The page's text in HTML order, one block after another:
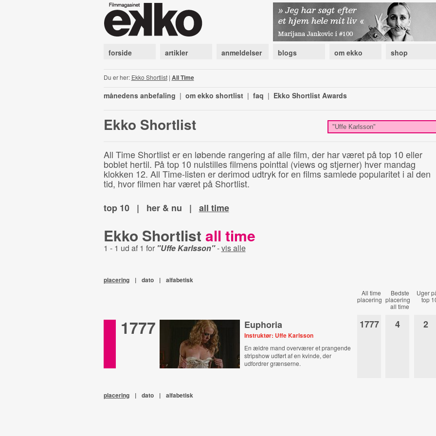
forside artikler anmeldelser blogs om ekko shop
Du er her: Ekko Shortlist| All Time
månedens anbefaling | om ekko shortlist | faq | Ekko Shortlist Awards
Ekko Shortlist
All Time Shortlist er en løbende rangering af alle film, der har været på top 10 eller
boblet hertil. På top 10 nulstilles filmens pointtal (views og stjerner) hver mandag
klokken 12. All Time-listen er derimod udtryk for en films samlede popularitet i al den
tid, hvor filmen har været på Shortlist.
top 10
| her & nu | all time
Ekko Shortlist all time
1 - 1 ud af 1 for "Uffe Karlsson"-vis alle
placering | dato | alfabetisk
All time
placering
Bedste
placering
all time
Uger
top
1777 Euphoria
Instruktør: Uffe Karlsson
En ældre mand overværer et prangende
stripshow udført af en kvinde, der
udfordrer grænserne.
1777 4 2
placering | dato | alfabetisk